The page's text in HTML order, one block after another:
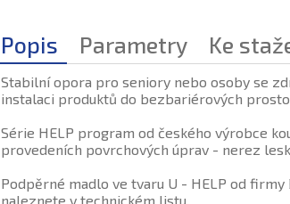
Popis Parametry Ke
Stabilní opora pro seniory nebo osoby se
instalaci produktů do bezbariérových
Série HELP program od českého výrobce
provedeních povrchových úprav - nerez
Podpěrné madlo ve tvaru U - HELP od
naleznete v technickém listu.